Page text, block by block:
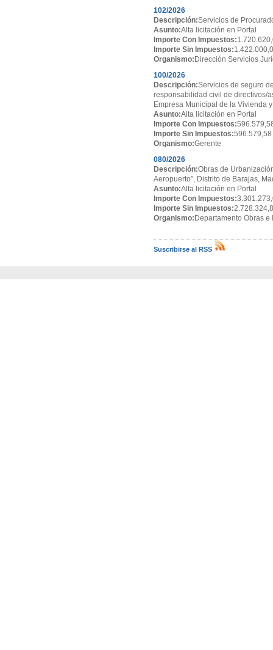
102/2026
Descripción:Servicios de
Asunto:Alta licitación en Portal
Importe Con Impuestos:
Importe Sin Impuestos:
Organismo: Dirección Servicios
100/2026
Descripción:Servicios de seguro
responsabilidad civil de directivos/
Empresa Municipal de la Vivienda
Asunto:Alta licitación en Portal
Importe Con Impuestos:
Importe Sin Impuestos:596.579,58
Organismo:Gerente
080/2026
Descripción:Obras de
Aeropuerto”, Distrito de Barajas,
Asunto:Alta licitación en Portal
Importe Con Impuestos:
Importe Sin Impuestos:
Organismo: Departamento Obras e
Suscribirse al RSS